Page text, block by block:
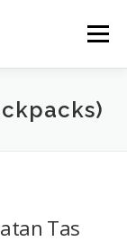
Menu
KAMI
Tas